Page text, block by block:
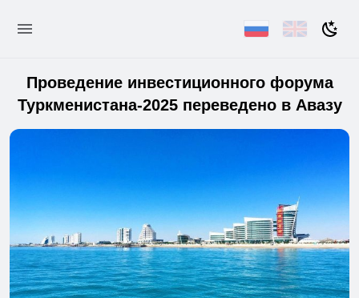
Проведение инвестиционного форума
Туркменистана-2025 переведено в Авазу